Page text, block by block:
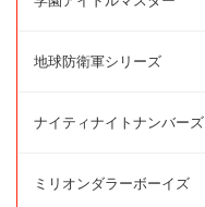
地球防衛軍シリーズ
ナイティナイトナンバーズ
ミリオンダラーボーイズ